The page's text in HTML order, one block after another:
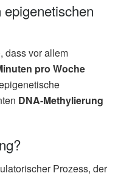
dass vor allem
pro Woche
DNA-Methylierung
Prozess, der